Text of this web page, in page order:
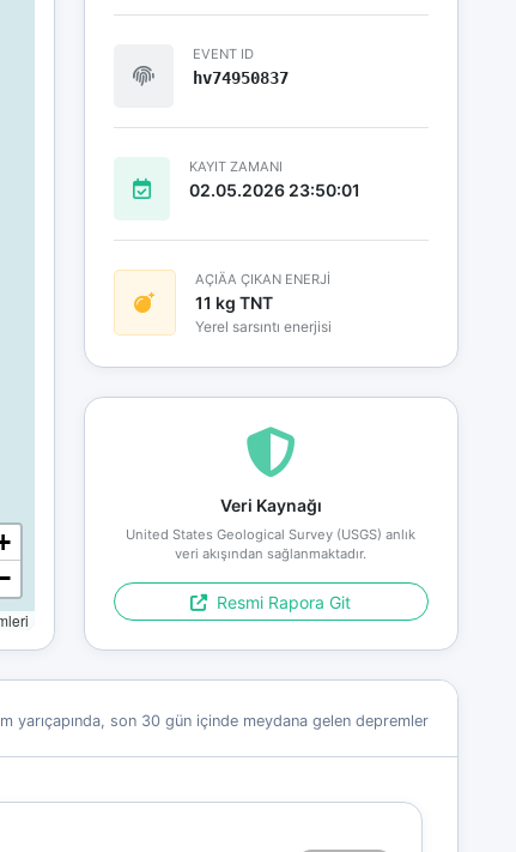
EVENT ID
hv74950837
KAYIT ZAMANI
02.05.2026 23:50:01
AÇIÄA ÇIKAN ENERJİ
11 kg TNT
Yerel sarsıntı enerjisi
Veri Kaynağı
United States Geological Survey (USGS) anlık
veri akışından sağlanmaktadır.
Resmi Rapora Git
yarıçapında, son 30 gün içinde meydana gelen depremler